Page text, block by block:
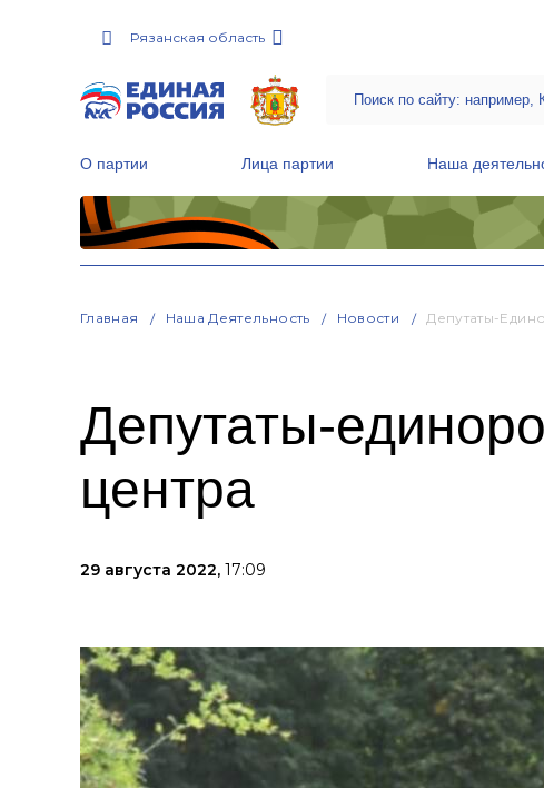
Рязанская область
О партии Лица партии Наша
Главная Наша Деятельность Новости Депутаты-
Депутаты-
центра
29 августа 2022, 17:09